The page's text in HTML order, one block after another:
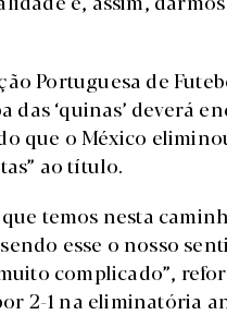
Portuguesa de
‘quinas’ deverá
que o México
ao título.
temos nesta
esse o nosso
complicado”,
2-1 na eliminatória